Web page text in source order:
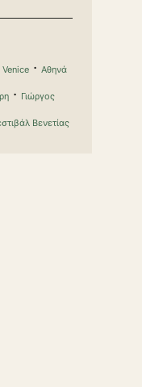
Venice · Αθηνά
· Γιώργος
Βενετίας